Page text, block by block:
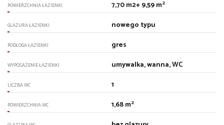
POWIERZCHNIA ŁAZIENKI 7,70 m2+ 9,59 m2
GLAZURA ŁAZIENKI nowego typu
PODŁOGA ŁAZIENKI gres
WYPOSAŻENIE ŁAZIENKI umywalka, wanna, WC
LICZBA WC 1
POWIERZCHNIA WC 1,68 m2